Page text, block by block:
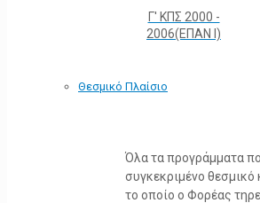
Γ' ΚΠΣ 2000 -
2006(ΕΠΑΝ Ι)
Θεσμικό Πλαίσιο
Όλα τα προγράμματα
συγκεκριμένο θεσμικό
το οποίο ο Φορέας